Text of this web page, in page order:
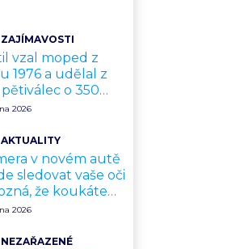
ZAJÍMAVOSTI
vzal moped z
1976 a udělal z
o 350
Hluk 127,5
vesnici
2026
AKTUALITY
v novém autě
sledovat vaše oči
že koukáte
EU zavedla
2026
2026
NEZAŘAZENÉ